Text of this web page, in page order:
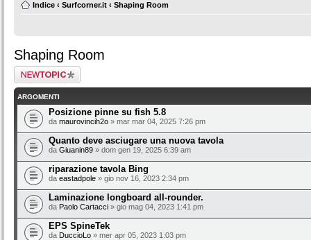
Indice ‹ Surfcorner.it ‹ Shaping Room
Shaping Room
Scrivi un nuovo
argomento
ARGOMENTI
Posizione pinne su fish 5.8
da maurovincih2o » mar mar 04, 2025 7:26 pm
Quanto deve asciugare una nuova tavola
da Giuanin89 » dom gen 19, 2025 6:39 am
riparazione tavola Bing
da eastadpole » gio nov 16, 2023 2:34 pm
Laminazione longboard all-rounder.
da Paolo Cartacci » gio mag 04, 2023 1:41 pm
EPS SpineTek
da DuccioLo » mer apr 05, 2023 1:03 pm